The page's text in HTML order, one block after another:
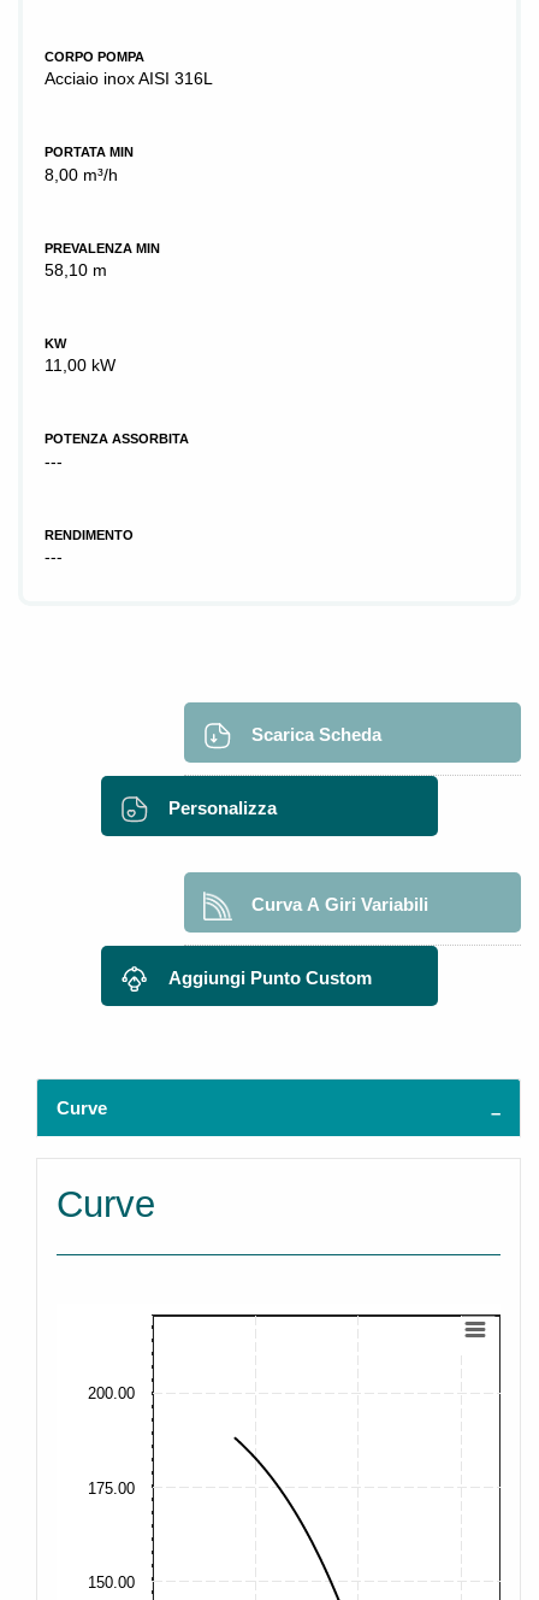
CORPO POMPA
Acciaio inox AISI 316L
PORTATA MIN
8,00 m³/h
PREVALENZA MIN
58,10 m
KW
11,00 kW
POTENZA ASSORBITA
---
RENDIMENTO
---
Scarica Scheda
Personalizza
Curva A Giri Variabili
Aggiungi Punto Custom
Curve
Curve
150.00
175.00
200.00